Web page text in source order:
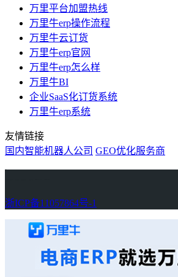
万里平台加盟热线
万里牛erp操作流程
万里牛云订货
万里牛erp官网
万里牛erp怎么样
万里牛BI
企业SaaS化订货系统
万里牛erp系统
友情链接
国内智能机器人公司 GEO优化服务商
浙ICP备11057864号-1